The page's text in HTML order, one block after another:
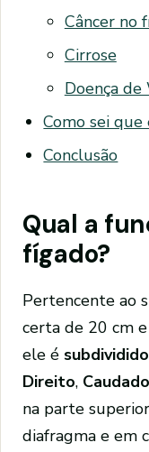
Câncer no
Cirrose
Doença
Como sei
Conclusão
Qual a
fígado?
Pertencente ao
certa de 20 cm
ele é subdividido
Direito, Caudado
na parte
diafragma e em